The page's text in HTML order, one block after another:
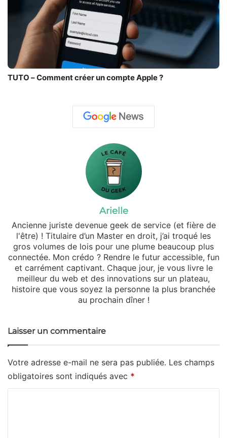
TUTO – Comment créer un compte Apple ?
Arielle
Ancienne juriste devenue geek de service (et fière de
l'être) ! Titulaire d’un Master en droit, j’ai troqué les
gros volumes de lois pour une plume beaucoup plus
connectée. Mon crédo ? Rendre le futur accessible, fun
et carrément captivant. Chaque jour, je vous livre le
meilleur du web et des innovations sur un plateau,
histoire que vous soyez la personne la plus branchée
au prochain dîner !
Laisser un commentaire
Votre adresse e-mail ne sera pas publiée. Les champs
obligatoires sont indiqués avec *